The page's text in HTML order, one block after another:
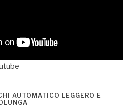
AUTOMATICO LEGGERO E